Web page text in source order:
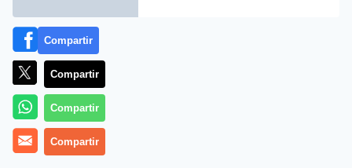
Si cierras los ojos y piensas en Grecia, probablemente
Compartir
Compartir
Compartir
Compartir